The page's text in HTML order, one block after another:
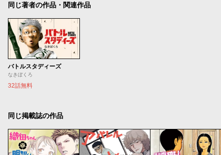
同じ著者の作品・関連作品
バトルスタディーズ
なきぼくろ
32話無料
同じ掲載誌の作品